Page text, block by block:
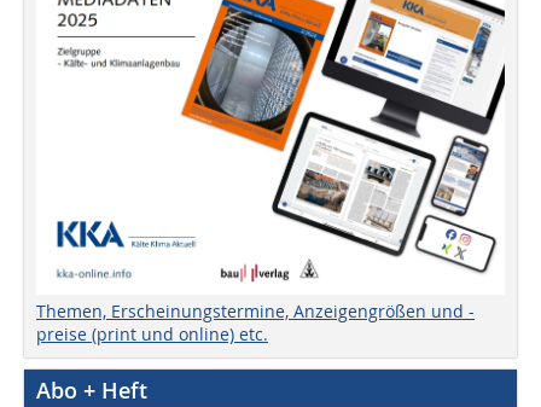
Themen, Erscheinungstermine, Anzeigengrößen und -
preise (print und online) etc.
Abo + Heft